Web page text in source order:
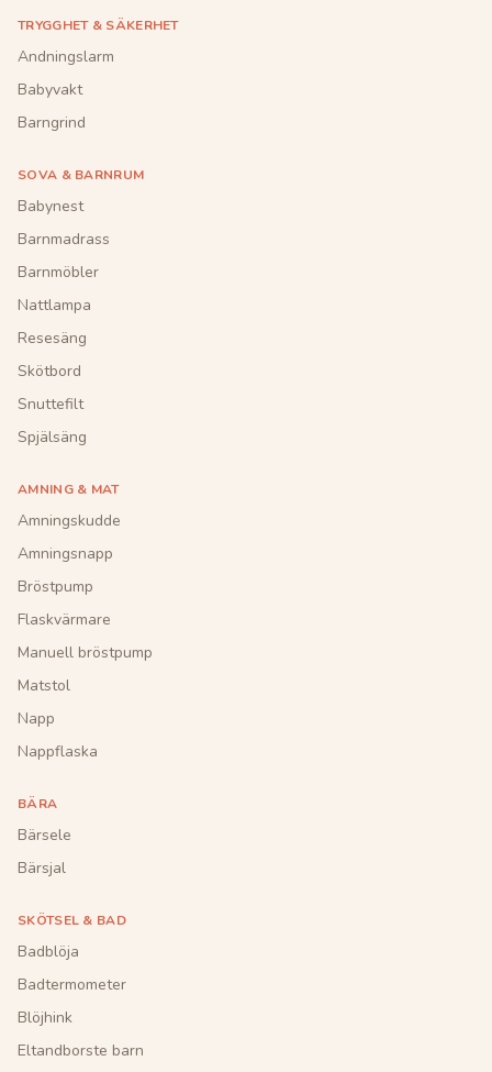
TRYGGHET & SÄKERHET
Andningslarm
Babyvakt
Barngrind
SOVA & BARNRUM
Babynest
Barnmadrass
Barnmöbler
Nattlampa
Resesäng
Skötbord
Snuttefilt
Spjälsäng
AMNING & MAT
Amningskudde
Amningsnapp
Bröstpump
Flaskvärmare
Manuell bröstpump
Matstol
Napp
Nappflaska
BÄRA
Bärsele
Bärsjal
SKÖTSEL & BAD
Badblöja
Badtermometer
Blöjhink
Eltandborste barn